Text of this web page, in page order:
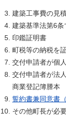
建築工事費の見
建築基準法第6
印鑑証明書
町税等の納税を
交付申請者が個
交付申請者が法
商業登記簿謄本
誓約書兼同意書
その他町長が必